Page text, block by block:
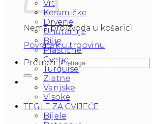
Nema proizvoda u košarici.
Povratak u trgovinu
Pretraži:
Vrt
Keramičke
Drvene
Unutarnje
Bilje
Plastične
Cvetje
Turquise
Zlatne
Vanjske
Visoke
TEGLE ZA CVIJEĆE
Bijele